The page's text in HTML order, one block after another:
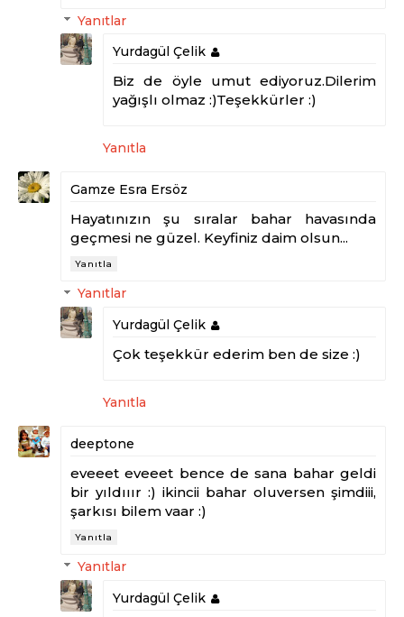
Yanıtlar
Yurdagül Çelik
Biz de öyle umut ediyoruz.Dilerim
yağışlı olmaz :)Teşekkürler :)
Yanıtla
Gamze Esra Ersöz
Hayatınızın şu sıralar bahar havasında
geçmesi ne güzel. Keyfiniz daim olsun...
Yanıtla
Yanıtlar
Yurdagül Çelik
Çok teşekkür ederim ben de size :)
Yanıtla
deeptone
eveeet eveeet bence de sana bahar geldi
bir yıldııır :) ikincii bahar oluversen şimdiii,
şarkısı bilem vaar :)
Yanıtla
Yanıtlar
Yurdagül Çelik